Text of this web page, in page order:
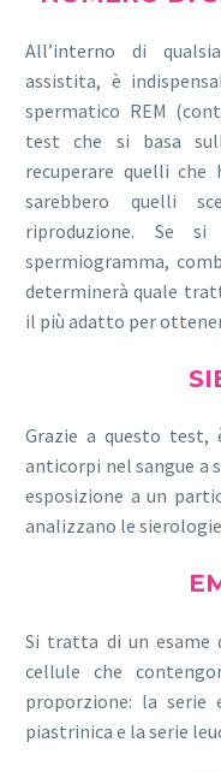
All’interno di
assistita, è
spermatico REM
test che si basa
recuperare quelli
sarebbero quelli
riproduzione. Se
spermiogramma,
determinerà quale
il più adatto per
Grazie a questo test,
anticorpi nel sangue a
esposizione a un
analizzano le
Si tratta di un esame
cellule che
proporzione: la serie
piastrinica e la serie